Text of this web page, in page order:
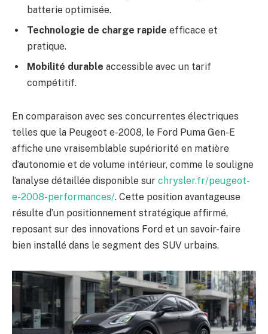
batterie optimisée.
Technologie de charge rapide efficace et
pratique.
Mobilité durable accessible avec un tarif
compétitif.
En comparaison avec ses concurrentes électriques
telles que la Peugeot e-2008, le Ford Puma Gen-E
affiche une vraisemblable supériorité en matière
d’autonomie et de volume intérieur, comme le souligne
l’analyse détaillée disponible sur chrysler.fr/peugeot-
e-2008-performances/. Cette position avantageuse
résulte d’un positionnement stratégique affirmé,
reposant sur des innovations Ford et un savoir-faire
bien installé dans le segment des SUV urbains.